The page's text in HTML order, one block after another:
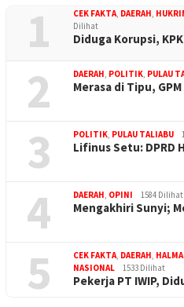
1 CEK FAKTA, DAERAH,
Dilihat
Diduga Korupsi,
2 DAERAH, POLITIK, PULAU
Merasa di Tipu,
3 POLITIK, PULAU TALIABU
Lifinus Setu: DPRD
4 DAERAH, OPINI 1584 Dilihat
Mengakhiri Sunyi;
5 CEK FAKTA, DAERAH,
NASIONAL
1533 Dilihat
Pekerja PT IWIP,